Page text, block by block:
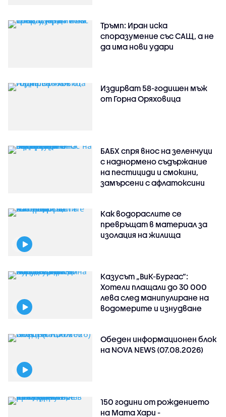
Тръмп: Иран иска
споразумение със САЩ, а не
да има нови удари
Издирват 58-годишен мъж
от Горна Оряховица
БАБХ спря внос на зеленчуци
с наднормено съдържание
на пестициди и смокини,
замърсени с афлатоксини
Как водораслите се
превръщат в материал за
изолация на жилища
Казусът „ВиК-Бургас“:
Хотели плащали до 30 000
лева след манипулиране на
водомерите и изнудване
Обеден информационен блок
на NOVA NEWS (07.08.2026)
150 години от рождението
на Мата Хари -